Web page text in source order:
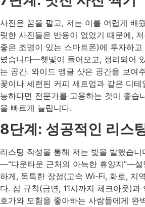
사진은 꿈을 팔고, 저는 이를 어렵게 배
릿한 사진들은 반응이 없었기 때문에,
좋은 조명이 있는 스마트폰)에 투자하
몄습니다—햇빛이 들어오고, 정리되어
는 공간. 와이드 앵글 샷은 공간을 보여
꽃이나 세련된 커피 세트업과 같은 디
능하다면 전문가를 고용하는 것이 좋
을 빠르게 늘립니다.
8단계: 성공적인 리스
리스팅 작성을 통해 저는 빛을 발했습니
—“다운타운 근처의 아늑한 휴양지”—설
하게, 독특한 장점(고속 Wi-Fi, 화로, 지
다. 집 규칙(금연, 11시까지 체크아웃)
호가와 모험을 좋아하는 사람들에게 완